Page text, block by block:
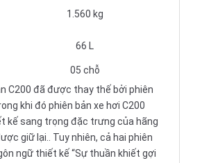
1.560 kg
66 L
05 chỗ
C200 đã được thay thế bởi phiên
khi đó phiên bản xe hơi C200
kế sang trọng đặc trưng của hãng
giữ lại.. Tuy nhiên, cả hai phiên
ngữ thiết kế “Sự thuần khiết gợi